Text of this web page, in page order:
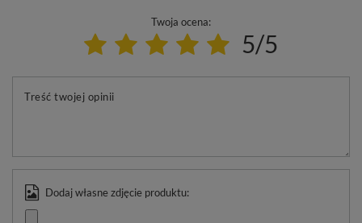
Twoja ocena:
5/5
Treść twojej opinii
Dodaj własne zdjęcie produktu: